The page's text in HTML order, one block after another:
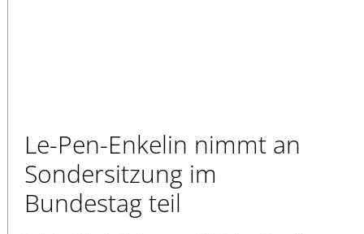
Le-Pen-Enkelin nimmt an
Sondersitzung im
Bundestag teil